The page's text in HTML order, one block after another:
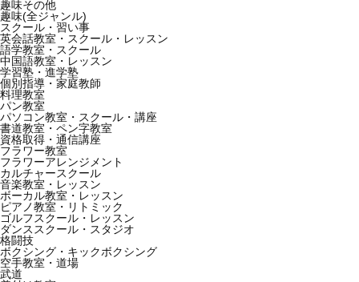
趣味その他
趣味(全ジャンル)
スクール・習い事
英会話教室・スクール・レッスン
語学教室・スクール
中国語教室・レッスン
学習塾・進学塾
個別指導・家庭教師
料理教室
パン教室
パソコン教室・スクール・講座
書道教室・ペン字教室
資格取得・通信講座
フラワー教室
フラワーアレンジメント
カルチャースクール
音楽教室・レッスン
ボーカル教室・レッスン
ピアノ教室・リトミック
ゴルフスクール・レッスン
ダンススクール・スタジオ
格闘技
ボクシング・キックボクシング
空手教室・道場
武道